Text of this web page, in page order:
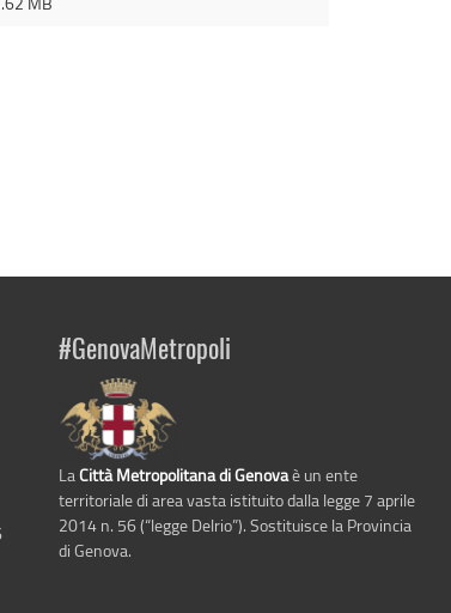
#GenovaMetropoli
LaCittà Metropolitana di Genovaè un ente
territoriale di area vasta istituito dalla legge 7 aprile
2014 n. 56 (“legge Delrio”). Sostituisce la Provincia
di Genova.